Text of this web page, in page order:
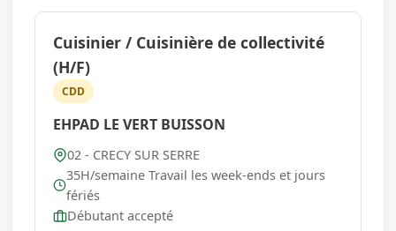
Cuisinier / Cuisinière de collectivité
(H/F)
CDD
EHPAD LE VERT BUISSON
02 - CRECY SUR SERRE
35H/semaine Travail les week-ends et jours
fériés
Débutant accepté